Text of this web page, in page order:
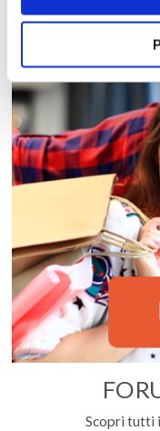
Scopri tutti